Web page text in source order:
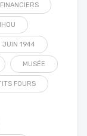
FINANCIERS
JUIN 1944
MUSÉE
FOURS